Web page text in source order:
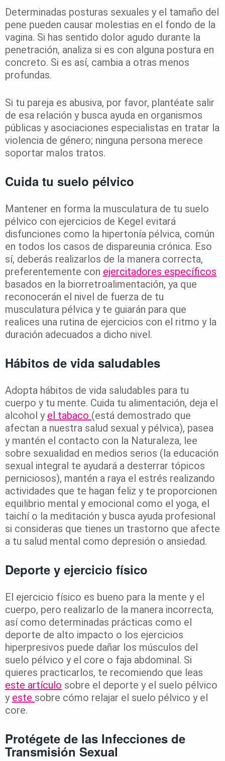
Determinadas posturas sexuales y el tamaño del
pene pueden causar molestias en el fondo de la
vagina. Si has sentido dolor agudo durante la
penetración, analiza si es con alguna postura en
concreto. Si es así, cambia a otras menos
profundas.
Si tu pareja es abusiva, por favor, plantéate salir
de esa relación y busca ayuda en organismos
públicas y asociaciones especialistas en tratar la
violencia de género; ninguna persona merece
soportar malos tratos.
Cuida tu suelo pélvico
Mantener en forma la musculatura de tu suelo
pélvico con ejercicios de Kegel evitará
disfunciones como la hipertonía pélvica, común
en todos los casos de dispareunia crónica. Eso
sí, deberás realizarlos de la manera correcta,
preferentemente con ejercitadores específicos
basados en la biorretroalimentación, ya que
reconocerán el nivel de fuerza de tu
musculatura pélvica y te guiarán para que
realices una rutina de ejercicios con el ritmo y la
duración adecuados a dicho nivel.
Hábitos de vida saludables
Adopta hábitos de vida saludables para tu
cuerpo y tu mente. Cuida tu alimentación, deja el
alcohol y el tabaco (está demostrado que
afectan a nuestra salud sexual y pélvica), pasea
y mantén el contacto con la Naturaleza, lee
sobre sexualidad en medios serios (la educación
sexual integral te ayudará a desterrar tópicos
perniciosos), mantén a raya el estrés realizando
actividades que te hagan feliz y te proporcionen
equilibrio mental y emocional como el yoga, el
taichí o la meditación y busca ayuda profesional
si consideras que tienes un trastorno que afecte
a tu salud mental como depresión o ansiedad.
Deporte y ejercicio físico
El ejercicio físico es bueno para la mente y el
cuerpo, pero realizarlo de la manera incorrecta,
así como determinadas prácticas como el
deporte de alto impacto o los ejercicios
hiperpresivos puede dañar los músculos del
suelo pélvico y el core o faja abdominal. Si
quieres practicarlos, te recomiendo que leas
este artículo sobre el deporte y el suelo pélvico
y este sobre cómo relajar el suelo pélvico y el
core.
Protégete de las Infecciones de
Transmisión Sexual